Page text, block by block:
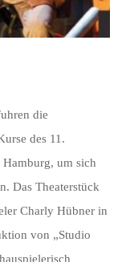
die
des 11.
Hamburg, um sich
Das Theaterstück
Charly Hübner in
von „Studio